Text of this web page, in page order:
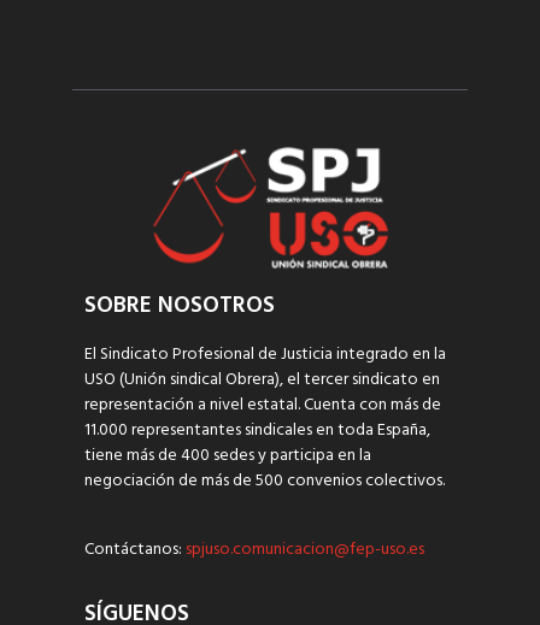
SOBRE NOSOTROS
El Sindicato Profesional de Justicia integrado en la
USO (Unión sindical Obrera), el tercer sindicato en
representación a nivel estatal. Cuenta con más de
11.000 representantes sindicales en toda España,
tiene más de 400 sedes y participa en la
negociación de más de 500 convenios colectivos.
Contáctanos: spjuso.comunicacion@fep-uso.es
SÍGUENOS